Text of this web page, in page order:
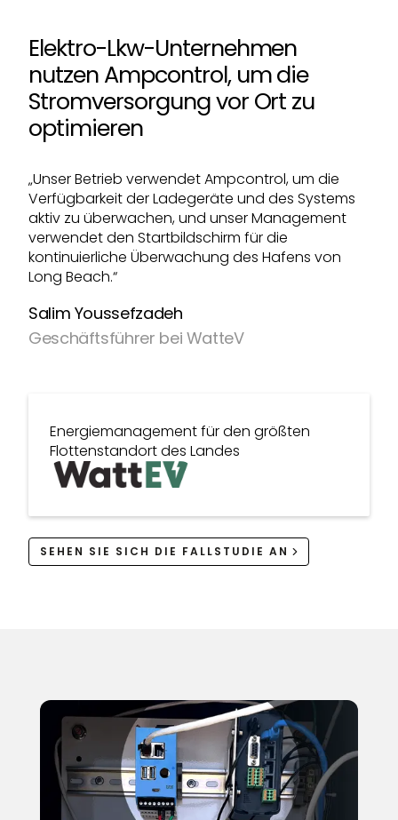
Elektro-Lkw-Unternehmen
nutzen Ampcontrol, um die
Stromversorgung vor Ort zu
optimieren
„Unser Betrieb verwendet Ampcontrol, um die
Verfügbarkeit der Ladegeräte und des Systems
aktiv zu überwachen, und unser Management
verwendet den Startbildschirm für die
kontinuierliche Überwachung des Hafens von
Long Beach.“
Salim Youssefzadeh
Geschäftsführer bei WatteV
Energiemanagement für den größten
Flottenstandort des Landes
SEHEN SIE SICH DIE FALLSTUDIE AN